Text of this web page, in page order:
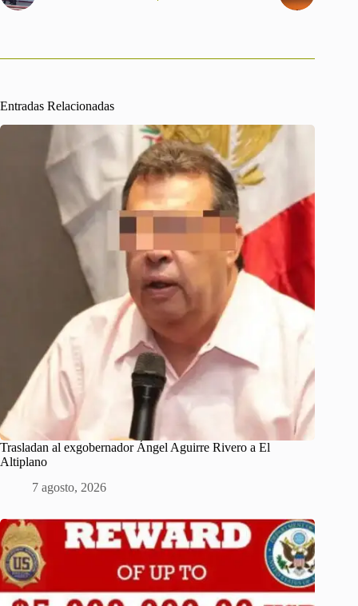
Entradas Relacionadas
Trasladan al exgobernador Ángel Aguirre Rivero a El
Altiplano
7 agosto, 2026